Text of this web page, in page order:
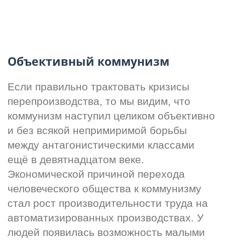
Объективный коммунизм
Если правильно трактовать кризисы
перепроизводства, то мы видим, что
коммунизм наступил целиком объективно
и без всякой непримиримой борьбы
между антагонистическими классами
ещё в девятнадцатом веке.
Экономической причиной перехода
человеческого общества к коммунизму
стал рост производительности труда на
автоматизированных производствах. У
людей появилась возможность малыми